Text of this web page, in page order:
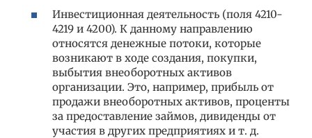
Инвестиционная деятельность (поля 4210-
4219 и 4200). К данному направлению
относятся денежные потоки, которые
возникают в ходе создания, покупки,
выбытия внеоборотных активов
организации. Это, например, прибыль от
продажи внеоборотных активов, проценты
за предоставление займов, дивиденды от
участия в других предприятиях и т. д.